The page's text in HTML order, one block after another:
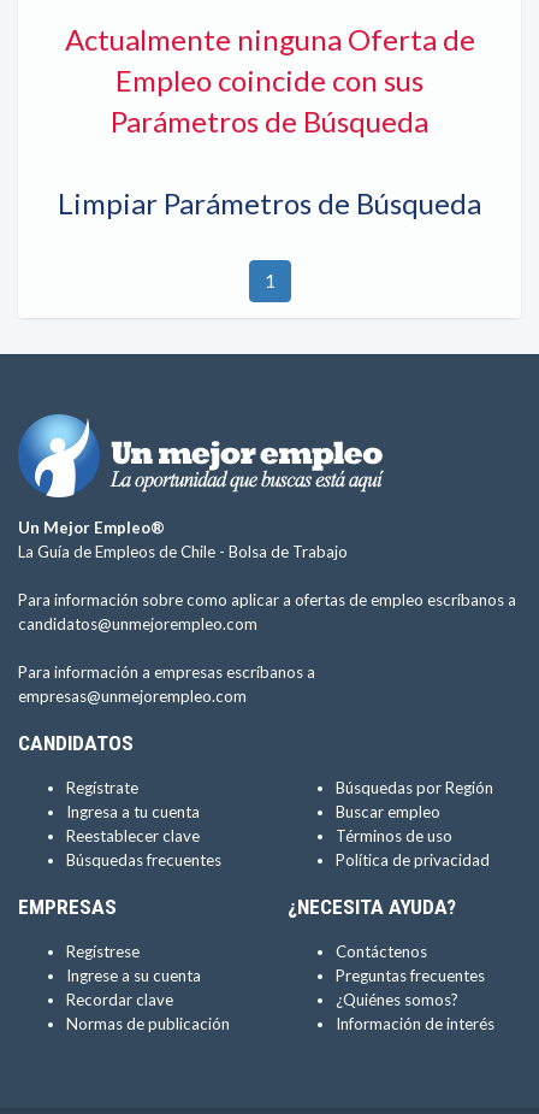
Actualmente ninguna Oferta de
Empleo coincide con sus
Parámetros de Búsqueda
Limpiar Parámetros de Búsqueda
1
Un Mejor Empleo®
La Guía de Empleos de Chile - Bolsa de Trabajo
Para información sobre como aplicar a ofertas de empleo escríbanos a
candidatos@unmejorempleo.com
Para información a empresas escríbanos a
empresas@unmejorempleo.com
CANDIDATOS
Regístrate
Ingresa a tu cuenta
Reestablecer clave
Búsquedas frecuentes
Búsquedas por Región
Buscar empleo
Términos de uso
Política de privacidad
EMPRESAS
Regístrese
Ingrese a su cuenta
Recordar clave
Normas de publicación
¿NECESITA AYUDA?
Contáctenos
Preguntas frecuentes
¿Quiénes somos?
Información de interés